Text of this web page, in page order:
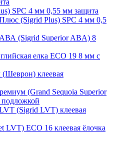
SPC 4 мм 0,55 мм защита
(Sigrid Plus) SPC 4 мм 0,5
(Sigrid Superior ABA) 8
елка ECO 19 8 мм с
клеевая
(Grand Sequoia Superior
(Sigrid LVT) клеевая
LVT) ECO 16 клеевая ёлочка